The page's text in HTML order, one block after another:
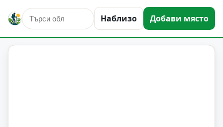
Наблизо Добави място
исторически забележителности Царевец Област: Враца